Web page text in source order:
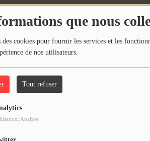
que nous
cookies pour fournir les services et les
de nos utilisateurs.
Tout refuser
Analyse
commenter cet article